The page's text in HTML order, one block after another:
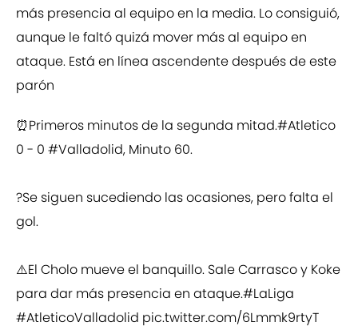
más presencia al equipo en la media. Lo consiguió,
aunque le faltó quizá mover más al equipo en
ataque. Está en línea ascendente después de este
parón
⏰Primeros minutos de la segunda mitad.#Atletico
0 - 0 #Valladolid, Minuto 60.
?Se siguen sucediendo las ocasiones, pero falta el
gol.
⚠️El Cholo mueve el banquillo. Sale Carrasco y Koke
para dar más presencia en ataque.#LaLiga
#AtleticoValladolid pic.twitter.com/6Lmmk9rtyT